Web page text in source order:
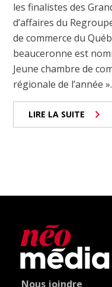
les finalistes des
d’affaires du
de commerce du
beauceronne est
Jeune chambre de
régionale de l’année
LIRE LA SUITE
Nous joindre